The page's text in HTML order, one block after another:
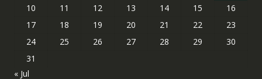
10
11 12 13 14 15
16
17
18 19 20 21 22
23
24
25 26 27 28 29
30
31
« Jul